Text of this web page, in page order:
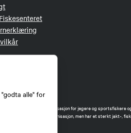
alle" for
landsdekkende organisasjon for jegere og sportsfiskere
en partipolitisk nøytral organisasjon, men har et sterkt jakt-,